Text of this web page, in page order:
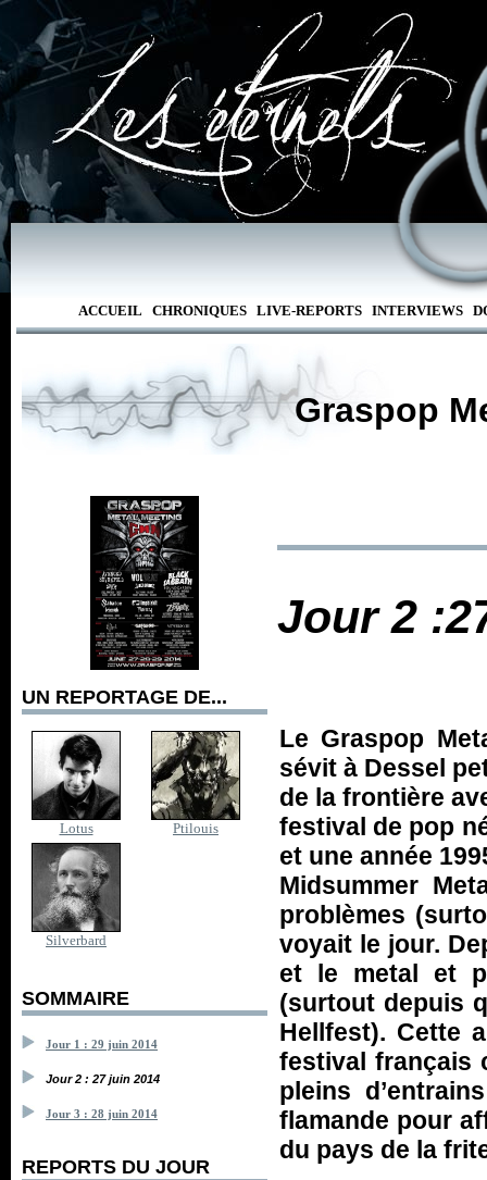
ACCUEIL CHRONIQUES LIVE-REPORTS INTERVIEWS
Graspop
UN REPORTAGE DE...
Lotus Ptilouis
Silverbard
SOMMAIRE
Jour 1 : 29 juin 2014
Jour 2 : 27 juin 2014
Jour 3 : 28 juin 2014
REPORTS DU JOUR
Jour 2
Le Graspop
sévit à Dessel
de la frontière
festival de pop
et une année
Midsummer
problèmes
voyait le jour.
et le metal et
(surtout depuis
Hellfest). Cette
festival français
pleins
flamande pour
du pays de la